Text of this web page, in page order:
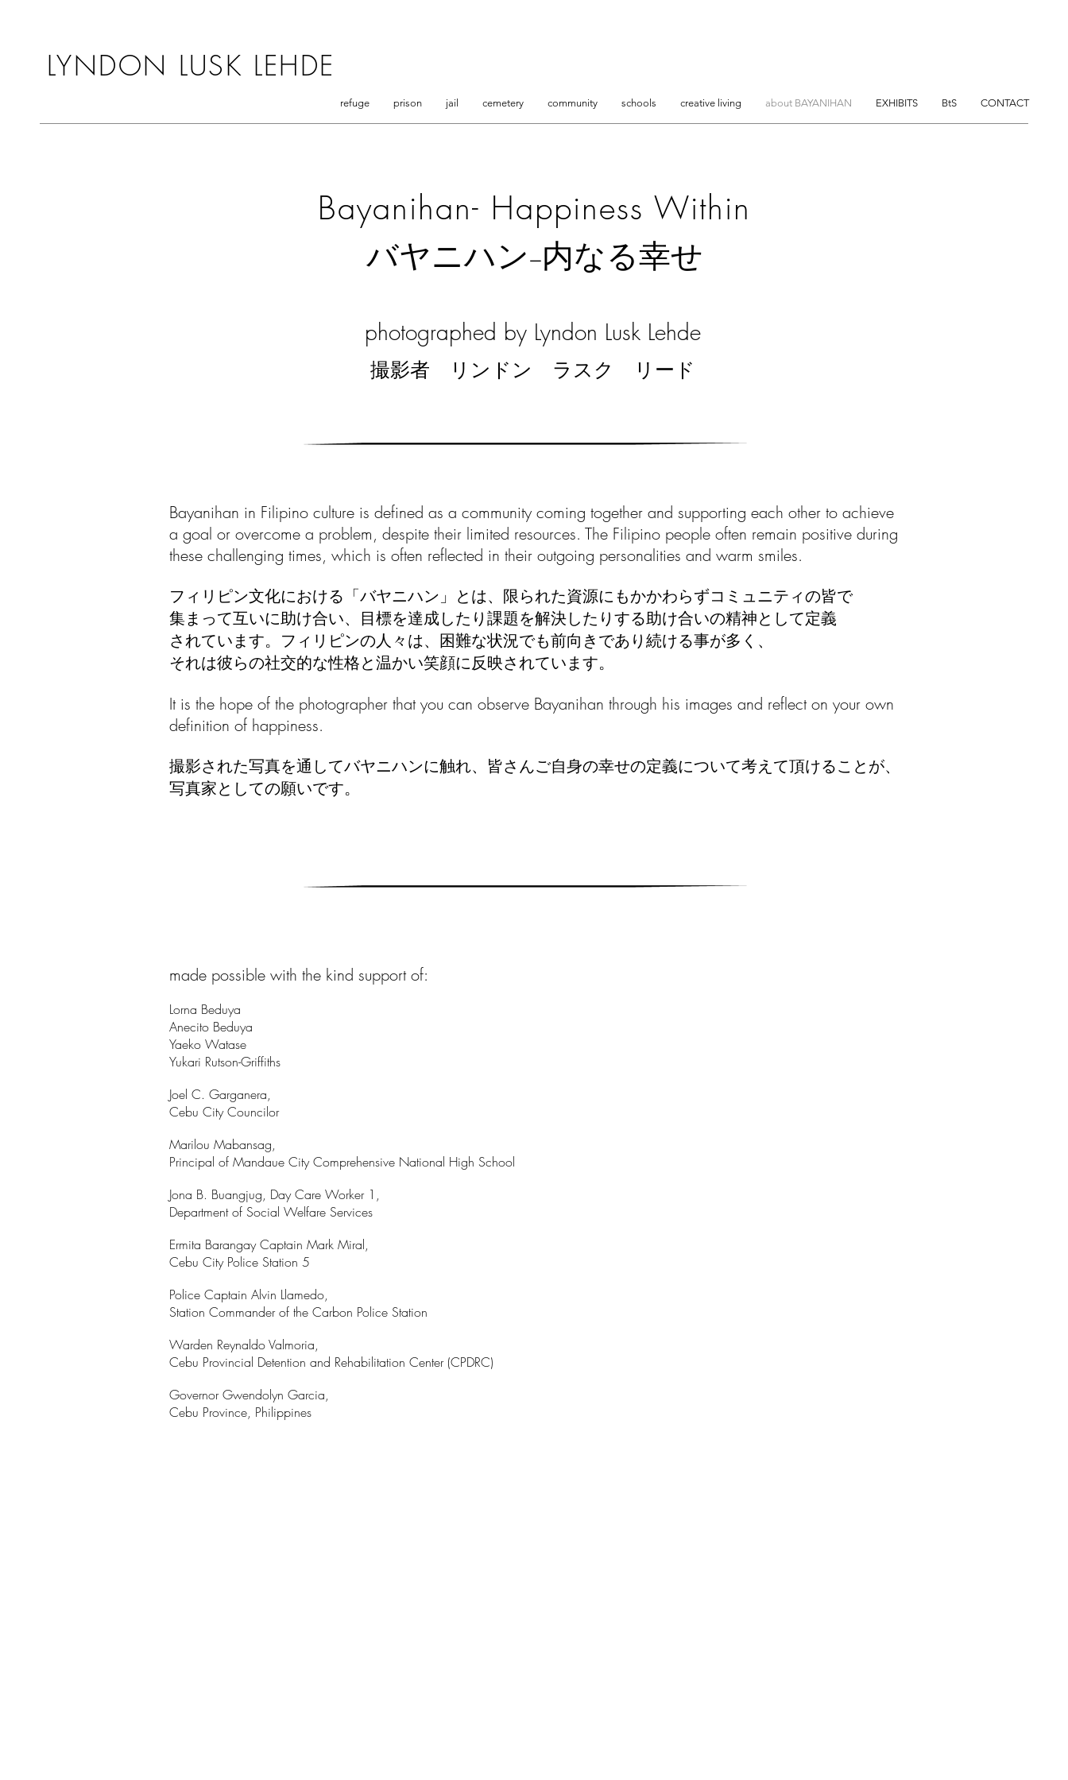
LYNDON LUSK LEHDE
refuge prison jail cemetery community schools creative living about BAYANIHAN EXHIBITS BtS CONTACT
Bayanihan- Happiness Within
バヤニハン−内なる幸せ
photographed by Lyndon Lusk Lehde
撮影者 リンドン ラスク リード
Bayanihan in Filipino culture is defined as a community coming together and supporting each other to achieve
a goal or overcome a problem, despite their limited resources. The Filipino people often remain positive during
these challenging times, which is often reflected in their outgoing personalities and warm smiles.
フィリピン文化における「バヤニハン」とは、限られた資源にもかかわらずコミュニティの皆で
集まって互いに助け合い、目標を達成したり課題を解決したりする助け合いの精神として定義
されています。 フィリピンの人々は、困難な状況でも前向きであり続ける事が多く、
それは彼らの社交的な性格と温かい笑顔に反映されています。
It is the hope of the photographer that you can observe Bayanihan through his images and reflect on your own
definition of happiness.
撮影された写真を通してバヤニハンに触れ、皆さんご自身の幸せの定義について考えて頂けることが、
写真家としての願いです。
made possible with the kind support of:
Lorna Beduya
Anecito Beduya
Yaeko Watase
Yukari Rutson-Griffiths
Joel C. Garganera,
Cebu City Councilor
Marilou Mabansag,
Principal of Mandaue City Comprehensive National High School
Jona B. Buangjug, Day Care Worker 1,
Department of Social Welfare Services
Ermita Barangay Captain Mark Miral,
Cebu City Police Station 5
Police Captain Alvin Llamedo,
Station Commander of the Carbon Police Station
Warden Reynaldo Valmoria,
Cebu Provincial Detention and Rehabilitation Center (CPDRC)
Governor Gwendolyn Garcia,
Cebu Province, Philippines